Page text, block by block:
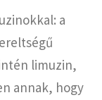
a
limuzin,
annak, hogy